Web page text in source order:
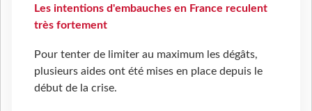
Les intentions d'embauches en France reculent
très fortement
Pour tenter de limiter au maximum les dégâts,
plusieurs aides ont été mises en place depuis le
début de la crise.